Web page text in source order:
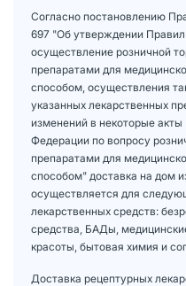
Согласно постановлению
697 "Об утверждении
осуществление розничной
препаратами для
способом, осуществления
указанных лекарственных
изменений в некоторые
Федерации по вопросу
препаратами для
способом" доставка на дом
осуществляется для
лекарственных средств:
средства, БАДы,
красоты, бытовая химия и
Доставка рецептурных